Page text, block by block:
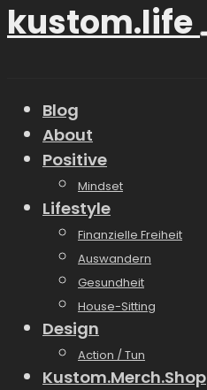
kustom.life
Blog
About
Positive
Mindset
Lifestyle
Finanzielle Freiheit
Auswandern
Gesundheit
House-Sitting
Design
Action / Tun
Kustom.Merch.Shop